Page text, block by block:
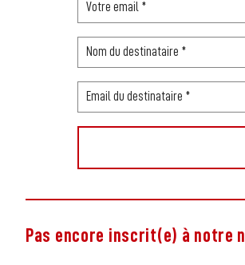
Pas encore inscrit(e) à notre